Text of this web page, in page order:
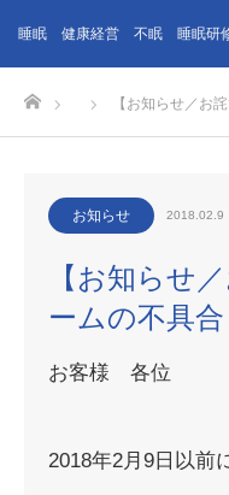
睡眠 健康経営 不眠 睡眠研
【お知らせ／お
お知らせ 2018.02.9
【お知らせ
ームの不具合
お客様 各位
2018年2月9日以前